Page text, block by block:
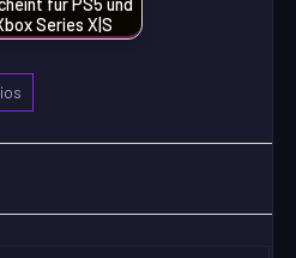
Series X|S